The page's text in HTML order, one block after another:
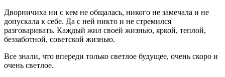
Дворничиха ни с кем не общалась, никого не замечала и не
допускала к себе. Да с ней никто и не стремился
разговаривать. Каждый жил своей жизнью, яркой, теплой,
беззаботной, советской жизнью.
Все знали, что впереди только светлое будущее, очень скоро и
очень светлое.